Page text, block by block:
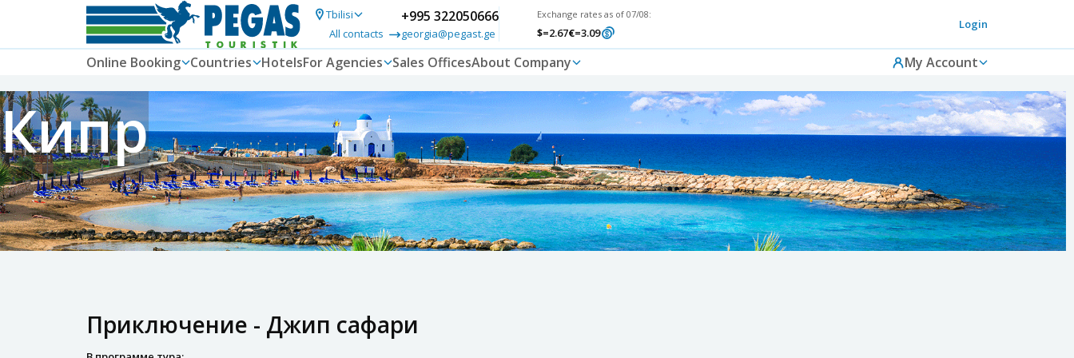
Tbilisi
All contacts
+995 322050666
georgia@pegast.ge
Exchange rates as of 07/08:
$=2.67€=3.09
Login
Online Booking Countries HotelsFor Agencies Sales OfficesAbout Company My Account
Кипр
Приключение - Джип сафари